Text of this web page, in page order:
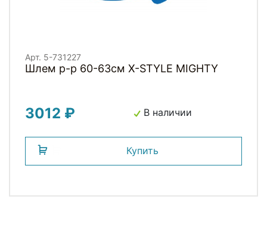
Арт. 5-731227
Шлем р-р 60-63см X-STYLE MIGHTY
3012 ₽ В наличии
Купить